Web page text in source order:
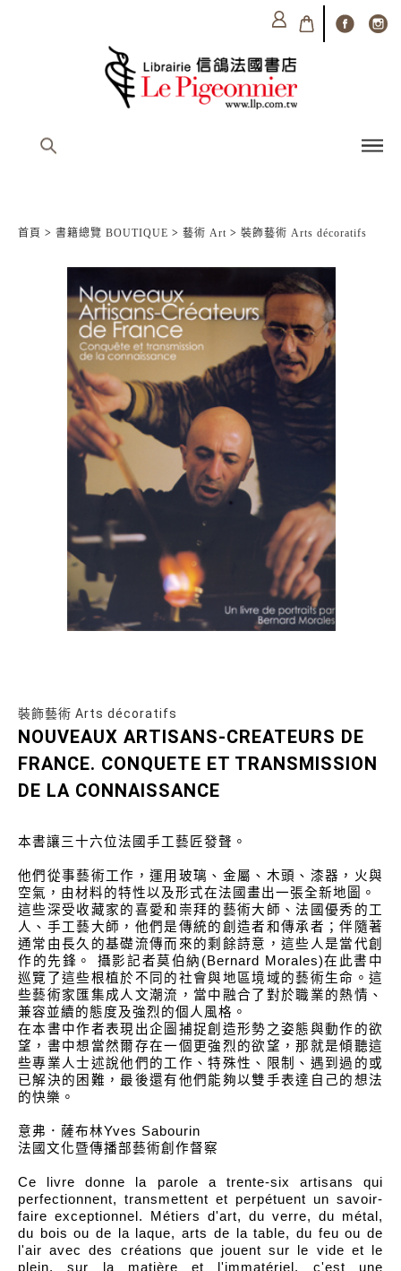
首頁 > 書籍總覽 BOUTIQUE > 藝術 Art > 裝飾藝術 Arts décoratifs
裝飾藝術 Arts décoratifs
NOUVEAUX ARTISANS-CREATEURS DE
FRANCE. CONQUETE ET TRANSMISSION
DE LA CONNAISSANCE
本書讓三十六位法國手工藝匠發聲。
他們從事藝術工作，運用玻璃、金屬、木頭、漆器，火與
空氣，由材料的特性以及形式在法國畫出一張全新地圖。
這些深受收藏家的喜愛和崇拜的藝術大師、法國優秀的工
人、手工藝大師，他們是傳統的創造者和傳承者；伴隨著
通常由長久的基礎流傳而來的剩餘詩意，這些人是當代創
作的先鋒。 攝影記者莫伯納(Bernard Morales)在此書中
巡覽了這些根植於不同的社會與地區境域的藝術生命。這
些藝術家匯集成人文潮流，當中融合了對於職業的熱情、
兼容並續的態度及強烈的個人風格。
在本書中作者表現出企圖捕捉創造形勢之姿態與動作的欲
望，書中想當然爾存在一個更強烈的欲望，那就是傾聽這
些專業人士述說他們的工作、特殊性、限制、遇到過的或
已解決的困難，最後還有他們能夠以雙手表達自己的想法
的快樂。
意弗．薩布林Yves Sabourin
法國文化暨傳播部藝術創作督察
Ce livre donne la parole a trente-six artisans qui
perfectionnent, transmettent et perpétuent un savoir-
faire exceptionnel. Métiers d'art, du verre, du métal,
du bois ou de la laque, arts de la table, du feu ou de
l'air avec des créations que jouent sur le vide et le
plein, sur la matière et l'immatériel, c'est une